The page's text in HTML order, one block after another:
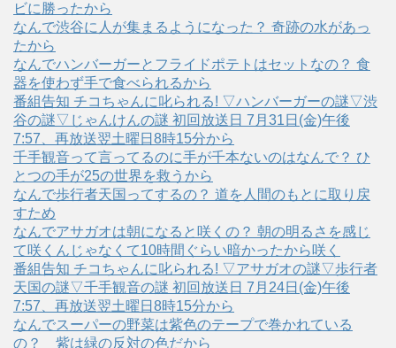
ビに勝ったから
なんで渋谷に人が集まるようになった？ 奇跡の水があっ
たから
なんでハンバーガーとフライドポテトはセットなの？ 食
器を使わず手で食べられるから
番組告知 チコちゃんに叱られる! ▽ハンバーガーの謎▽渋
谷の謎▽じゃんけんの謎 初回放送日 7月31日(金)午後
7:57、再放送翌土曜日8時15分から
千手観音って言ってるのに手が千本ないのはなんで？ ひ
とつの手が25の世界を救うから
なんで歩行者天国ってするの？ 道を人間のもとに取り戻
すため
なんでアサガオは朝になると咲くの？ 朝の明るさを感じ
て咲くんじゃなくて10時間ぐらい暗かったから咲く
番組告知 チコちゃんに叱られる! ▽アサガオの謎▽歩行者
天国の謎▽千手観音の謎 初回放送日 7月24日(金)午後
7:57、再放送翌土曜日8時15分から
なんでスーパーの野菜は紫色のテープで巻かれている
の？ 紫は緑の反対の色だから